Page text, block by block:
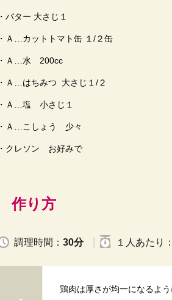
・バター 大さじ１
・Ａ…カットトマト缶 １/２缶
・Ａ…水 200cc
・Ａ…はちみつ 大さじ１/２
・Ａ…塩 小さじ１
・Ａ…こしょう 少々
・クレソン お好みで
作り方
調理時間： 30分 １人 あたり ：
鶏肉は厚さが均一になるよ